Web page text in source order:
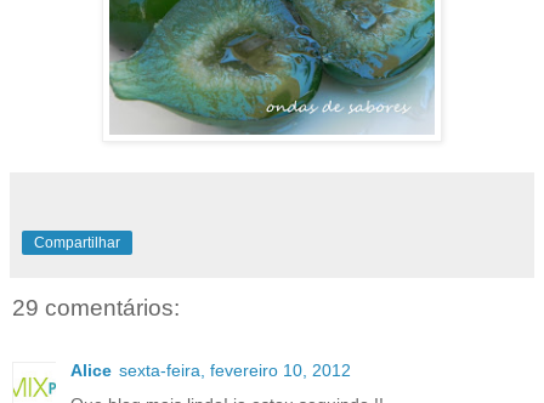
Compartilhar
29 comentários:
Alice sexta-feira, fevereiro 10, 2012